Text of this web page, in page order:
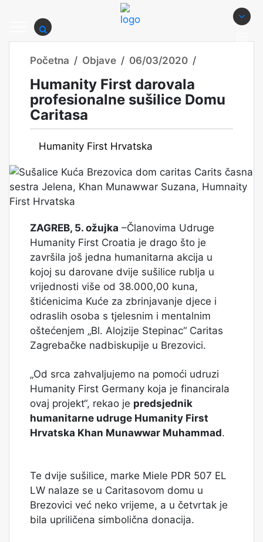
Početna / Objave / 06/03/2020 /
Humanity First darovala
profesionalne sušilice Domu
Caritasa
Humanity First Hrvatska
ZAGREB, 5. ožujka –Članovima Udruge
Humanity First Croatia je drago što je
završila još jedna humanitarna akcija u
kojoj su darovane dvije sušilice rublja u
vrijednosti više od 38.000,00 kuna,
štićenicima Kuće za zbrinjavanje djece i
odraslih osoba s tjelesnim i mentalnim
oštećenjem „Bl. Alojzije Stepinac“ Caritas
Zagrebačke nadbiskupije u Brezovici.
„Od srca zahvaljujemo na pomoći udruzi
Humanity First Germany koja je financirala
ovaj projekt“, rekao je predsjednik
humanitarne udruge Humanity First
Hrvatska Khan Munawwar Muhammad.
Te dvije sušilice, marke Miele PDR 507 EL
LW nalaze se u Caritasovom domu u
Brezovici već neko vrijeme, a u četvrtak je
bila upriličena simbolična donacija.